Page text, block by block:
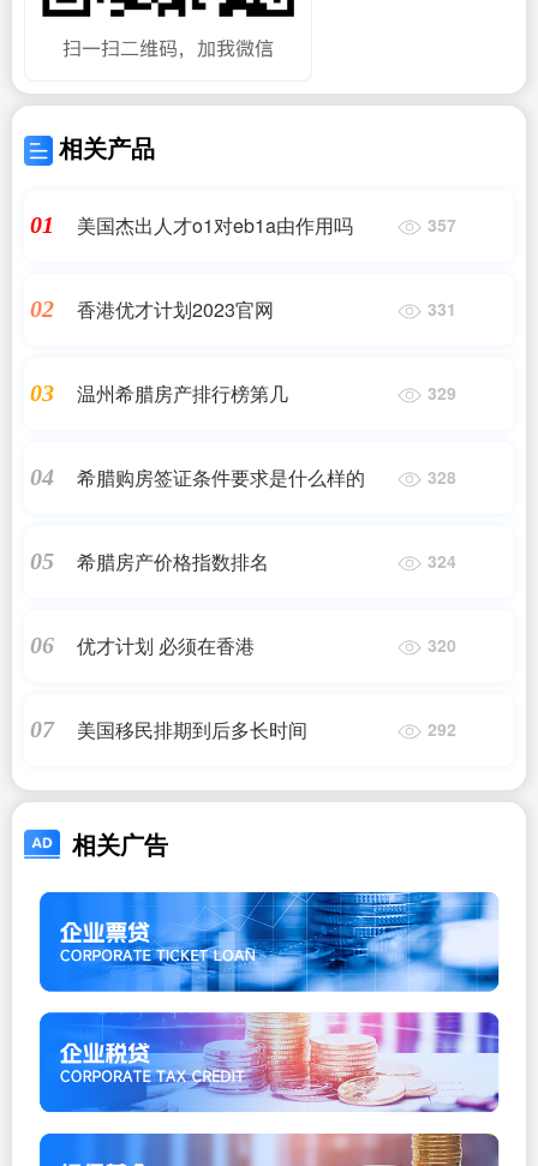
相关产品
01 美国杰出人才o1对eb1a由作用吗 357
02 香港优才计划2023官网 331
03 温州希腊房产排行榜第几 329
04 希腊购房签证条件要求是什么样的 328
05 希腊房产价格指数排名 324
06 优才计划 必须在香港 320
07 美国移民排期到后多长时间 292
相关广告